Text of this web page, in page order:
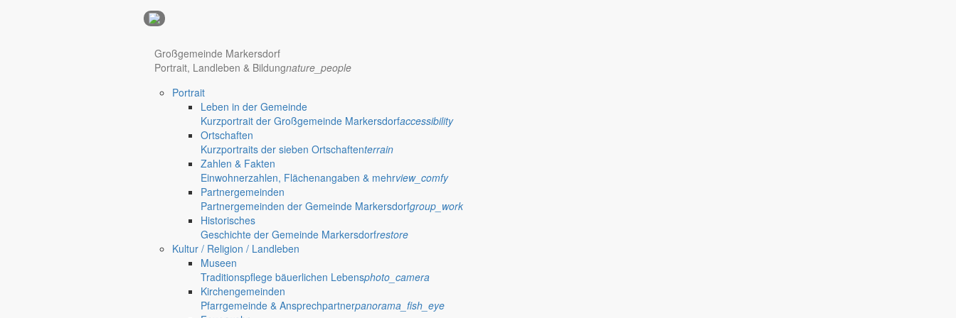
Hotel Nürnberg
Regional werben auf markersdorf.de! anzeigen@gemeinde-markersdorf.de
Großgemeinde Markersdorf
Portrait, Landleben & Bildungnature_people
Portrait
Leben in der Gemeinde
Kurzportrait der Großgemeinde Markersdorfaccessibility
Ortschaften
Kurzportraits der sieben Ortschaftenterrain
Zahlen & Fakten
Einwohnerzahlen, Flächenangaben & mehrview_comfy
Partnergemeinden
Partnergemeinden der Gemeinde Markersdorfgroup_work
Historisches
Geschichte der Gemeinde Markersdorfrestore
Kultur / Religion / Landleben
Museen
Traditionspflege bäuerlichen Lebensphoto_camera
Kirchengemeinden
Pfarrgemeinde & Ansprechpartnerpanorama_fish_eye
Deutsch-Paulsdorf
Jauernick-Buschbach